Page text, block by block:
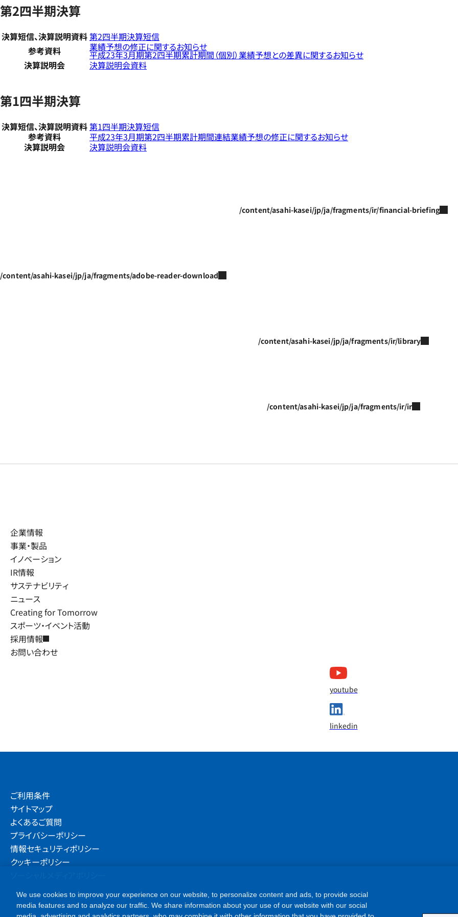
第2四半期決算
決算短信、決算説明資料第2四半期決算短信
参考資料
業績予想の修正に関するお知らせ
平成23年3月期第2四半期累計期間（個別）業績予想との差異に関するお知らせ
決算説明会
決算説明会資料
第1四半期決算
決算短信、決算説明資料第1四半期決算短信
参考資料
平成23年3月期第2四半期累計期間連結業績予想の修正に関するお知らせ
決算説明会
決算説明会資料
/content/asahi-kasei/jp/ja/fragments/ir/financial-briefing
/content/asahi-kasei/jp/ja/fragments/adobe-reader-download
/content/asahi-kasei/jp/ja/fragments/ir/library
/content/asahi-kasei/jp/ja/fragments/ir/ir
企業情報
事業・製品
イノベーション
IR情報
サステナビリティ
ニュース
Creating for Tomorrow
スポーツ・イベント活動
採用情報
お問い合わせ
youtube
linkedin
ご利用条件
サイトマップ
よくあるご質問
プライバシーポリシー
情報セキュリティポリシー
クッキーポリシー
We use cookies to improve your experience on our website, to personalize content and ads, to provide social
media features and to analyze our traffic. We share information about your use of our website with our social